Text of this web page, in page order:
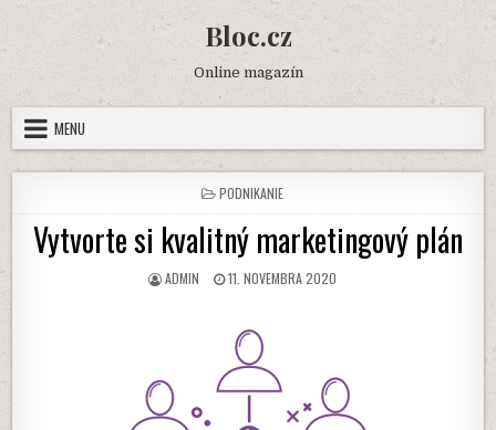
content
Bloc.cz
Online magazín
MENU
POSTED
IN
PODNIKANIE
Vytvorte si kvalitný marketingový plán
AUTHOR:
ADMIN
PUBLISHED
11. NOVEMBRA 2020